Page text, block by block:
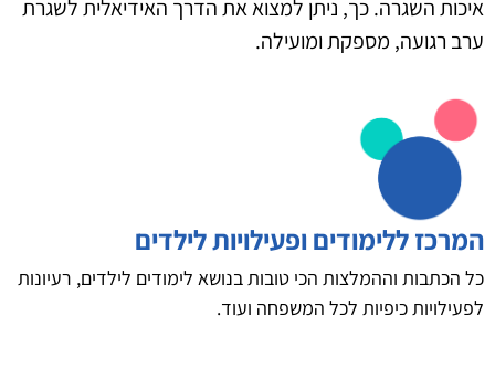
איכות השגרה. כך, ניתן למצוא את הדרך האידיאלית לשגרת
ערב רגועה, מספקת ומועילה.
המרכז ללימודים ופעילויות לילדים
כל הכתבות וההמלצות הכי טובות בנושא לימודים לילדים, רעיונות
לפעילויות כיפיות לכל המשפחה ועוד.